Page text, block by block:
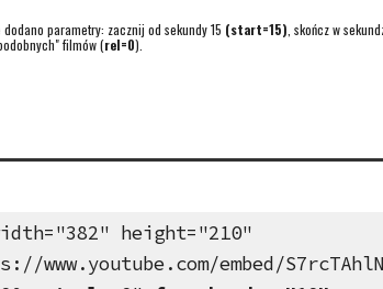
dodano parametry: zacznij od sekundy 15 (start=15) , skończ w
filmów (rel=0).
height="210"
www.youtube.com/embed/